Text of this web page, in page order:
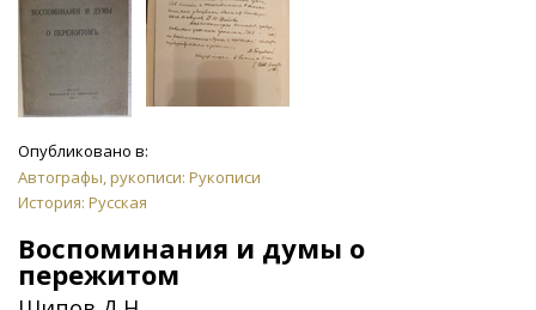
Опубликовано в:
Автографы, рукописи: Рукописи
История: Русская
Воспоминания и думы о
пережитом